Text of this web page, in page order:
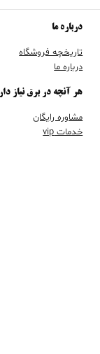
درباره ما
تاریخچه فروشگاه
درباره ما
هر آنچه در برق نیاز
مشاوره رایگان
خدمات vip